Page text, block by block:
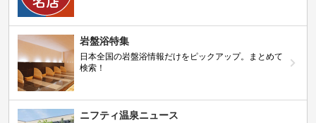
岩盤浴特集
日本全国の岩盤浴情報だけをピックアップ。まとめて
検索！
ニフティ温泉ニュース